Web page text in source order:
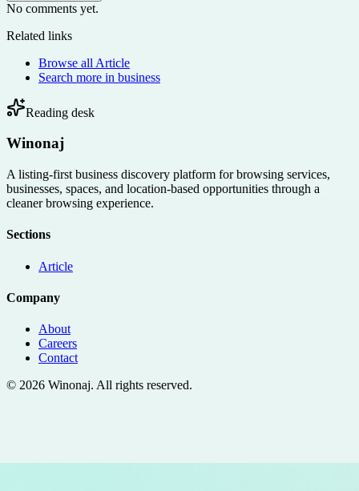
No comments yet.
Related links
Browse all Article
Search more in business
Reading desk
Winonaj
A listing-first business discovery platform for browsing services,
businesses, spaces, and location-based opportunities through a
cleaner browsing experience.
Sections
Article
Company
About
Careers
Contact
© 2026 Winonaj. All rights reserved.